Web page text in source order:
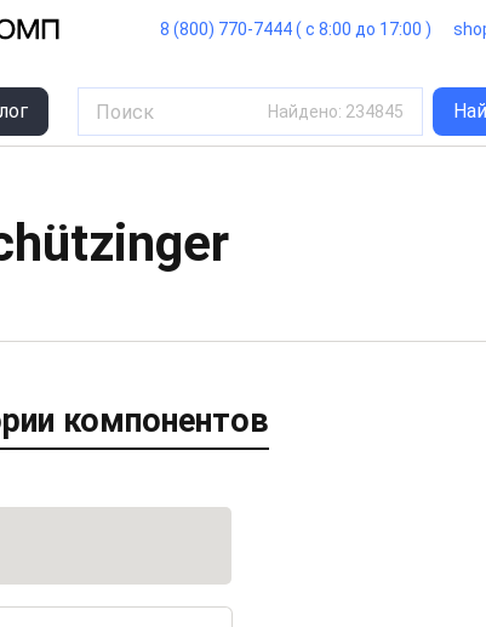
8 (800) 770-7444 ( с 8:00 до 17:00 )
Найдено: 234845
компонентов